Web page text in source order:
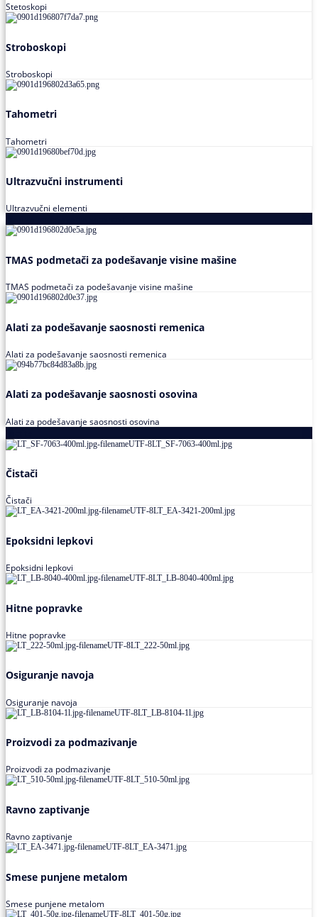
Stetoskopi
Stroboskopi
Stroboskopi
Tahometri
Tahometri
Ultrazvučni instrumenti
Ultrazvučni elementi
TMAS podmetači za podešavanje visine mašine
TMAS podmetači za podešavanje visine mašine
Alati za podešavanje saosnosti remenica
Alati za podešavanje saosnosti remenica
Alati za podešavanje saosnosti osovina
Alati za podešavanje saosnosti osovina
Čistači
Čistači
Epoksidni lepkovi
Epoksidni lepkovi
Hitne popravke
Hitne popravke
Osiguranje navoja
Osiguranje navoja
Proizvodi za podmazivanje
Proizvodi za podmazivanje
Ravno zaptivanje
Ravno zaptivanje
Smese punjene metalom
Smese punjene metalom